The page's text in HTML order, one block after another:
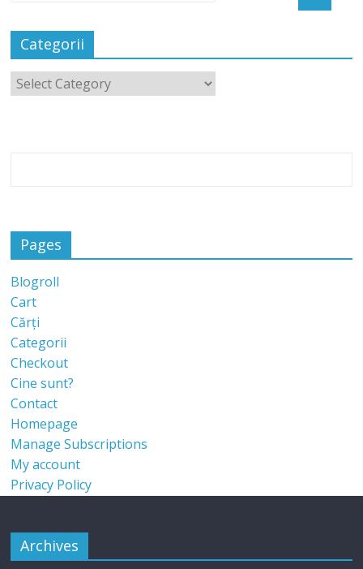
Categorii
Pages
Blogroll
Cart
Cărți
Categorii
Checkout
Cine sunt?
Contact
Homepage
Manage Subscriptions
My account
Privacy Policy
Archives